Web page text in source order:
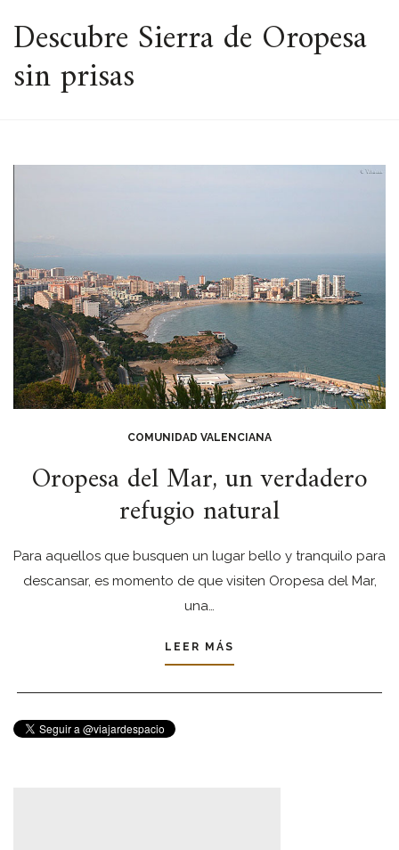
ESPACIO
Descubre Sierra de Oropesa
sin prisas
COMUNIDAD VALENCIANA
Oropesa del Mar, un verdadero
refugio natural
Para aquellos que busquen un lugar bello y tranquilo para
descansar, es momento de que visiten Oropesa del Mar,
una…
LEER MÁS